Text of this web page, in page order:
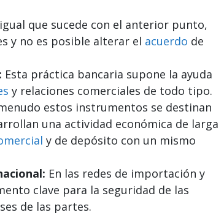
que sucede con el anterior punto,
y no es posible alterar el acuerdo de
Esta práctica bancaria supone la ayuda
y relaciones comerciales de todo tipo.
estos instrumentos se destinan
una actividad económica de larga
y de depósito con un mismo
En las redes de importación y
clave para la seguridad de las
de las partes.